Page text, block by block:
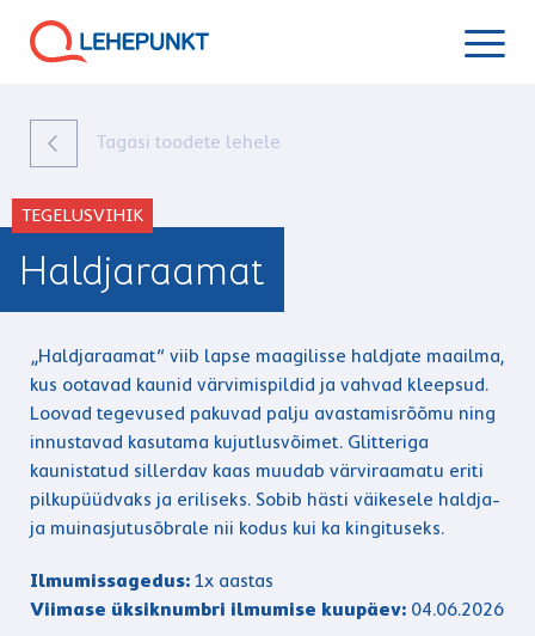
Tagasi toodete lehele
TEGELUSVIHIK
Haldjaraamat
„Haldjaraamat“ viib lapse maagilisse haldjate maailma,
kus ootavad kaunid värvimispildid ja vahvad kleepsud.
Loovad tegevused pakuvad palju avastamisrõõmu ning
innustavad kasutama kujutlusvõimet. Glitteriga
kaunistatud sillerdav kaas muudab värviraamatu eriti
pilkupüüdvaks ja eriliseks. Sobib hästi väikesele haldja-
ja muinasjutusõbrale nii kodus kui ka kingituseks.
Ilmumissagedus: 1x aastas
Viimase üksiknumbri ilmumise kuupäev: 04.06.2026